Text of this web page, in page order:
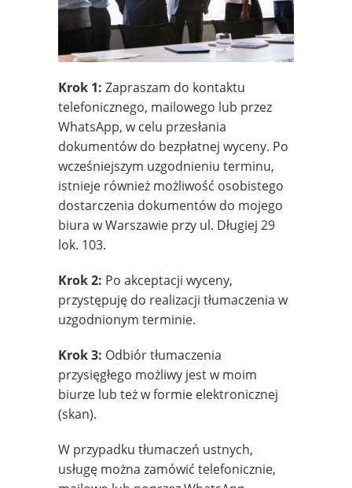
Krok 1: Zapraszam do kontaktu
telefonicznego, mailowego lub przez
WhatsApp, w celu przesłania
dokumentów do bezpłatnej wyceny. Po
wcześniejszym uzgodnieniu terminu,
istnieje również możliwość osobistego
dostarczenia dokumentów do mojego
biura w Warszawie przy ul. Długiej 29
lok. 103.
Krok 2: Po akceptacji wyceny,
przystępuję do realizacji tłumaczenia w
uzgodnionym terminie.
Krok 3: Odbiór tłumaczenia
przysięgłego możliwy jest w moim
biurze lub też w formie elektronicznej
(skan).
W przypadku tłumaczeń ustnych,
usługę można zamówić telefonicznie,